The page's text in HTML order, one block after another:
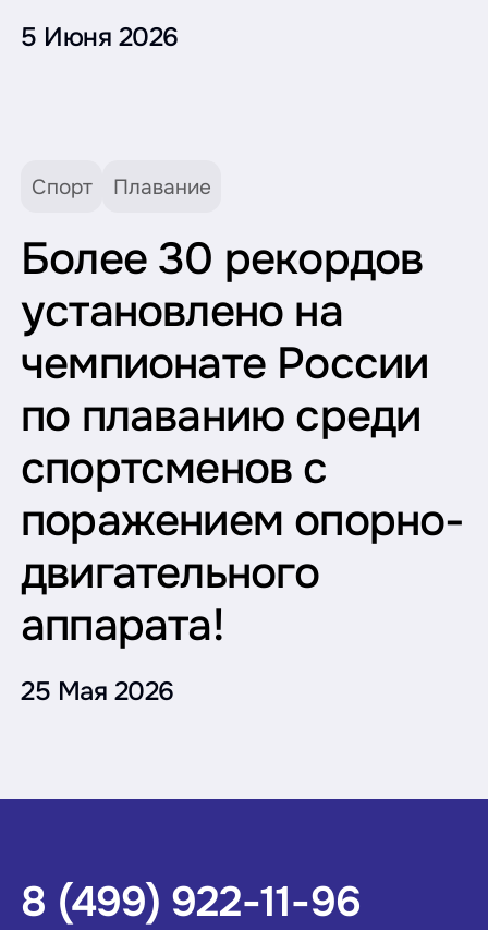
5 Июня 2026
Спорт Плавание
Более 30 рекордов
установлено на
чемпионате России
по плаванию среди
спортсменов с
поражением опорно-
двигательного
аппарата!
25 Мая 2026
8 (499) 922-11-96